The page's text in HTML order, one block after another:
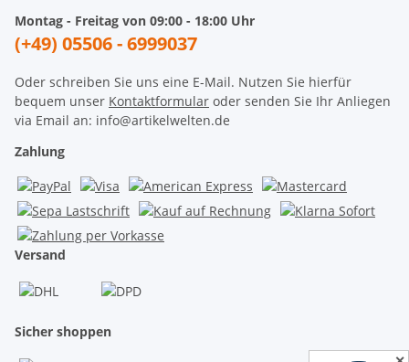
Montag - Freitag von 09:00 - 18:00 Uhr
(+49) 05506 - 6999037
Oder schreiben Sie uns eine E-Mail. Nutzen Sie hierfür
bequem unser Kontaktformular oder senden Sie Ihr Anliegen
via Email an: info@artikelwelten.de
Zahlung
Versand
Sicher shoppen